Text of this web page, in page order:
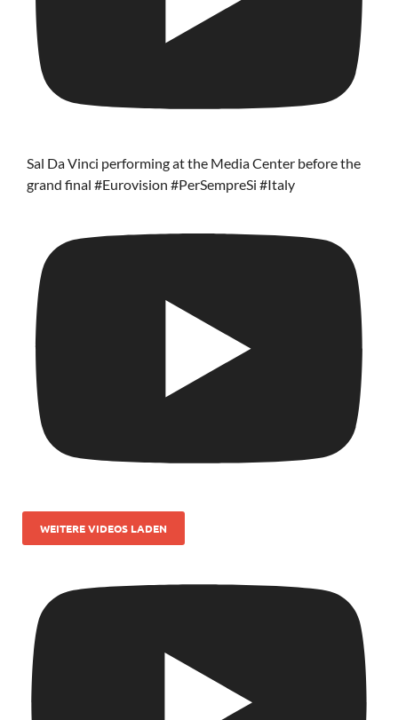
Sal Da Vinci performing at the Media Center before the
grand final #Eurovision #PerSempreSi #Italy
WEITERE VIDEOS LADEN